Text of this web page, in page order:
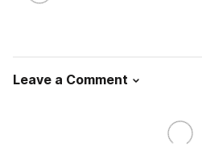
Leave a Comment